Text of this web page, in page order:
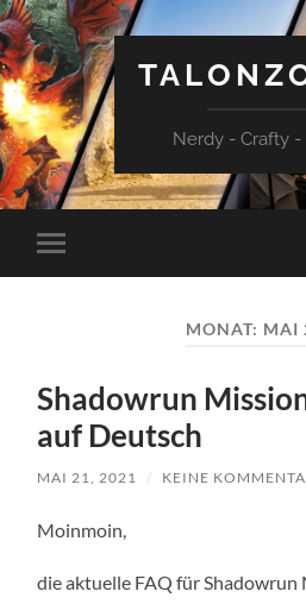
Nerdy - Crafty
Mobile-
Menü
MONAT: MAI
Shadowrun
auf Deutsch
MAI 21, 2021 / KEINE
Moinmoin,
die aktuelle FAQ für Shadowrun